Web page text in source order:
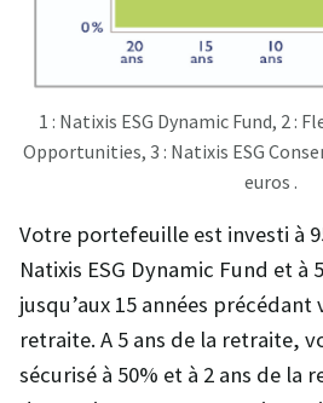
1 : Natixis ESG Dynamic Fund, 2 :
Opportunities, 3 : Natixis ESG
euros .
Votre portefeuille est investi à
Natixis ESG Dynamic Fund et
jusqu’aux 15 années
retraite. A 5 ans de la retraite,
sécurisé à 50% et à 2 ans de la